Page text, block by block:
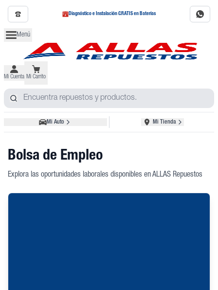
Diagnóstico e Instalación GRATIS en Baterías
Menú
Mi Cuenta Mi Carrito
Mi Auto Mi Tienda
Bolsa de Empleo
Explora las oportunidades laborales disponibles en ALLAS Repuestos